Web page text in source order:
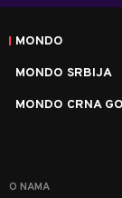
MONDO
MONDO SRBIJA
MONDO CRNA
O NAMA